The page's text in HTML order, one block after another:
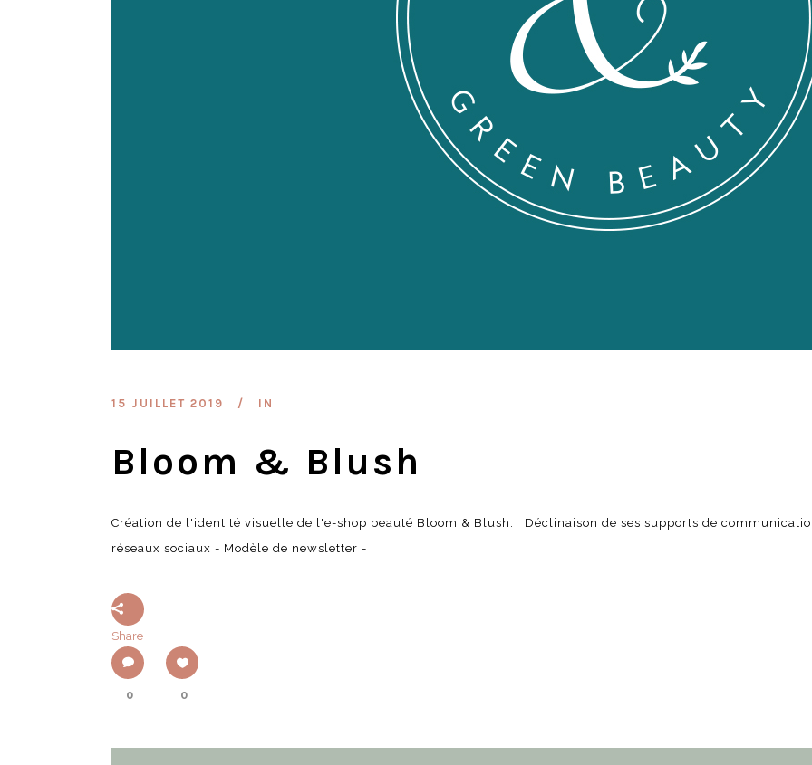
15 JUILLET 2019 IN
Bloom & Blush
Création de l'identité visuelle de l'e-shop beauté Bloom & Blush. Déclinaison de ses supports de
réseaux sociaux - Modèle de newsletter -
Share
0 0